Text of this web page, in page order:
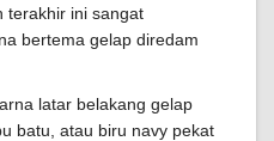
terakhir ini sangat
bertema gelap diredam
latar belakang gelap
batu, atau biru navy pekat